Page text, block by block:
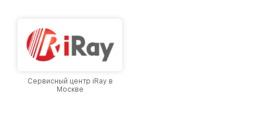
Сервисный центр iRay в
Москве